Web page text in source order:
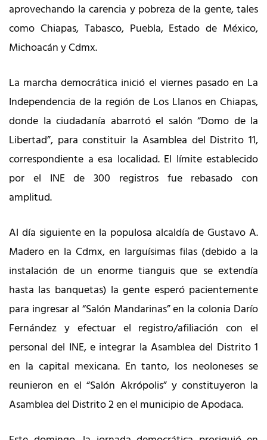
aprovechando la carencia y pobreza de la gente, tales
como Chiapas, Tabasco, Puebla, Estado de México,
Michoacán y Cdmx.
La marcha democrática inició el viernes pasado en La
Independencia de la región de Los Llanos en Chiapas,
donde la ciudadanía abarrotó el salón “Domo de la
Libertad”, para constituir la Asamblea del Distrito 11,
correspondiente a esa localidad. El límite establecido
por el INE de 300 registros fue rebasado con
amplitud.
Al día siguiente en la populosa alcaldía de Gustavo A.
Madero en la Cdmx, en larguísimas filas (debido a la
instalación de un enorme tianguis que se extendía
hasta las banquetas) la gente esperó pacientemente
para ingresar al “Salón Mandarinas” en la colonia Darío
Fernández y efectuar el registro/afiliación con el
personal del INE, e integrar la Asamblea del Distrito 1
en la capital mexicana. En tanto, los neoloneses se
reunieron en el “Salón Akrópolis” y constituyeron la
Asamblea del Distrito 2 en el municipio de Apodaca.